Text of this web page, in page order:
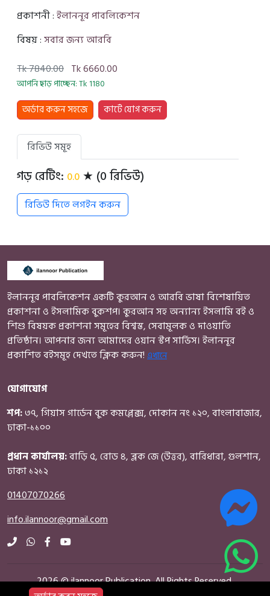
প্রকাশনী :ইলাননূর পাবলিকেশন
বিষয় :সবার জন্য আরবি
Tk 7840.00 Tk 6660.00
আপনি ছাড় পাচ্ছেন: Tk 1180
অর্ডার করুন সহজে কার্টে যোগ করুন
রিভিউ সমূহ
গড় রেটিং: 0.0 ★ (0 রিভিউ)
রিভিউ দিতে লগইন করুন
ইলাননূর পাবলিকেশন একটি কুরআন ও আরবি ভাষা বিশেষায়িত
প্রকাশনা ও ইসলামিক বুকশপ। কুরআন সহ অন্যান্য ইসলামি বই ও
শিশু বিষয়ক প্রকাশনা সমূহের বিশ্বস্ত, সেবামূলক ও দাওয়াতি
প্রতিষ্ঠান। আপনার জন্য আমাদের ওয়ান স্টপ সার্ভিস। ইলাননূর
প্রকাশিত বইসমূহ দেখতে ক্লিক করুন! এখানে
যোগাযোগ
শপ:৩৭, গিয়াস গার্ডেন বুক কমপ্লেক্স, দোকান নং ১২০, বাংলাবাজার,
ঢাকা-১১০০
প্রধান কার্যালয়:বাড়ি ৫, রোড ৪, ব্লক জে (উত্তর), বারিধারা, গুলশান,
ঢাকা ১২১২
01407070266
info.ilannoor@gmail.com
2026 © ilannoor Publication. All Rights Reserved.